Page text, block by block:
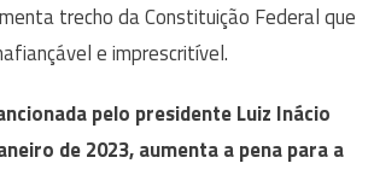
trecho da Constituição Federal que
e imprescritível.
pelo presidente Luiz Inácio
de 2023, aumenta a pena para a